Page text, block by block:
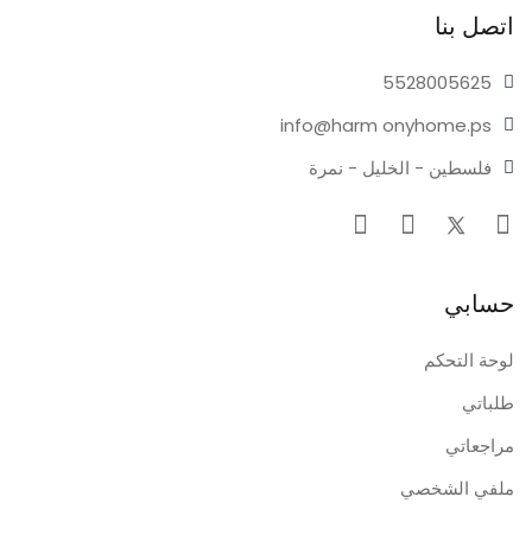
اتصل بنا
05625
55280
info@harm onyhome.ps
فلسطين - الخليل - نمرة
حسابي
لوحة التحكم
طلباتي
مراجعاتي
ملفي الشخصي